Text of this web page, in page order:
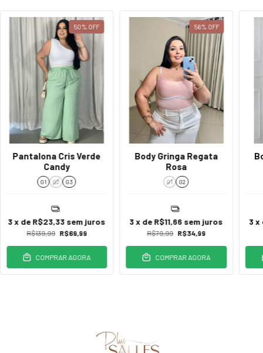
50% OFF
Pantalona Cris Verde
Candy
G1 G2 G3
R$139,99 R$69,99
3 x deR$23,33 sem juros
COMPRAR AGORA
56% OFF
Body Gringa Regata
Rosa
G1 G2
R$79,99 R$34,99
3 x deR$11,66 sem juros
COMPRAR AGORA
3 x